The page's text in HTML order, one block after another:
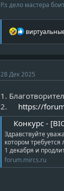
P.s дело мастера
Р
а
ц
и
и
28 Дек 2025
1.
2.
https://
Конкурс -
Здравствуйте
котором
1 декабря и
forum.mircs.ru